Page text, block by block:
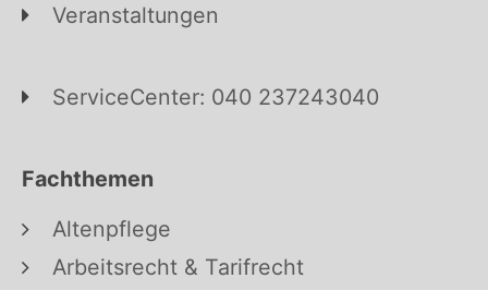
Veranstaltungen
ServiceCenter: 040 237243040
Fachthemen
Altenpflege
Arbeitsrecht & Tarifrecht